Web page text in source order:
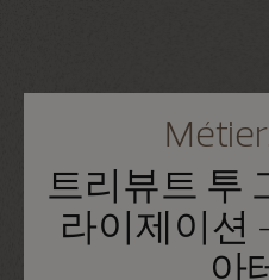
트리뷰트 투
라이제이션
아